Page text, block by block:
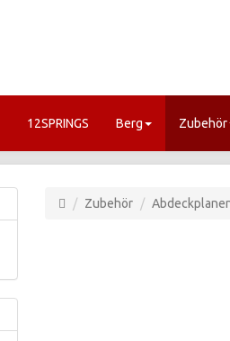
12SPRINGS Berg Zubehör
Zubehör